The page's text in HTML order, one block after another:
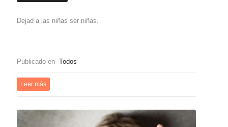
Dejad a las niñas ser niñas.
Publicado en Todos
Leer más